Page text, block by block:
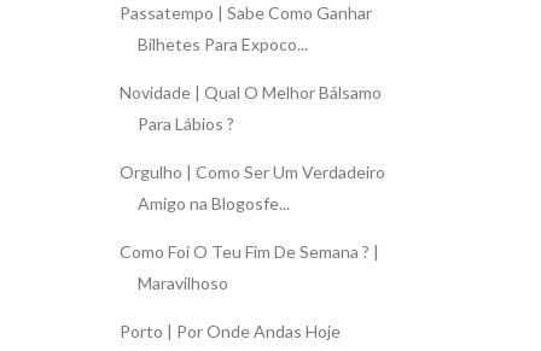
Passatempo | Sabe Como Ganhar
Bilhetes Para Expoco...
Novidade | Qual O Melhor Bálsamo
Para Lábios ?
Orgulho | Como Ser Um Verdadeiro
Amigo na Blogosfe...
Como Foi O Teu Fim De Semana ? |
Maravilhoso
Porto | Por Onde Andas Hoje